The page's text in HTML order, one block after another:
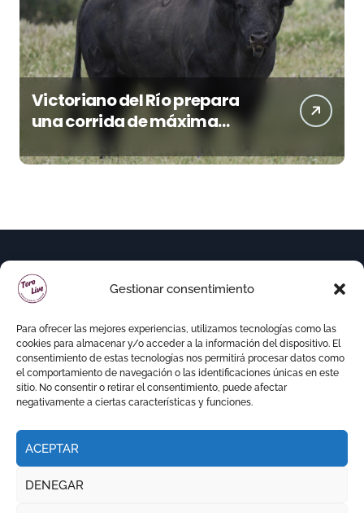
Gestionar consentimiento
Para ofrecer las mejores experiencias, utilizamos tecnologías como las
cookies para almacenar y/o acceder a la información del dispositivo. El
consentimiento de estas tecnologías nos permitirá procesar datos como
el comportamiento de navegación o las identificaciones únicas en este
sitio. No consentir o retirar el consentimiento, puede afectar
negativamente a ciertas características y funciones.
ACEPTAR
DENEGAR
Victoriano del Río prepara
una corrida de máxima
seriedad para Ciudad Real
(En Vídeo)
Copyright © Todos los derechos reservados